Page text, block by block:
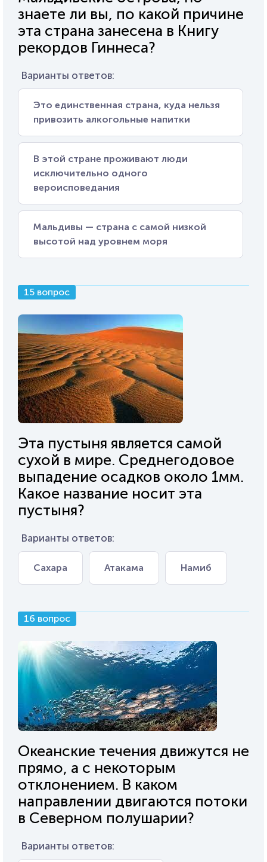
знаете ли вы, по какой причине
эта страна занесена в Книгу
рекордов Гиннеса?
Варианты ответов:
Это единственная страна, куда нельзя
привозить алкогольные напитки
В этой стране проживают люди
исключительно одного
вероисповедания
Мальдивы — страна с самой низкой
высотой над уровнем моря
15 вопрос
Эта пустыня является самой
сухой в мире. Среднегодовое
выпадение осадков около 1мм.
Какое название носит эта
пустыня?
Варианты ответов:
Сахара Атакама Намиб
16 вопрос
Океанские течения движутся не
прямо, а с некоторым
отклонением. В каком
направлении двигаются потоки
в Северном полушарии?
Варианты ответов: